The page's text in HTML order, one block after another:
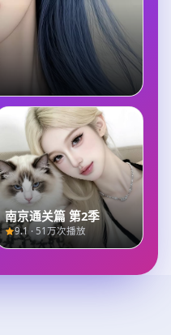
南京通关篇 第2季
9.1 · 51万次播放